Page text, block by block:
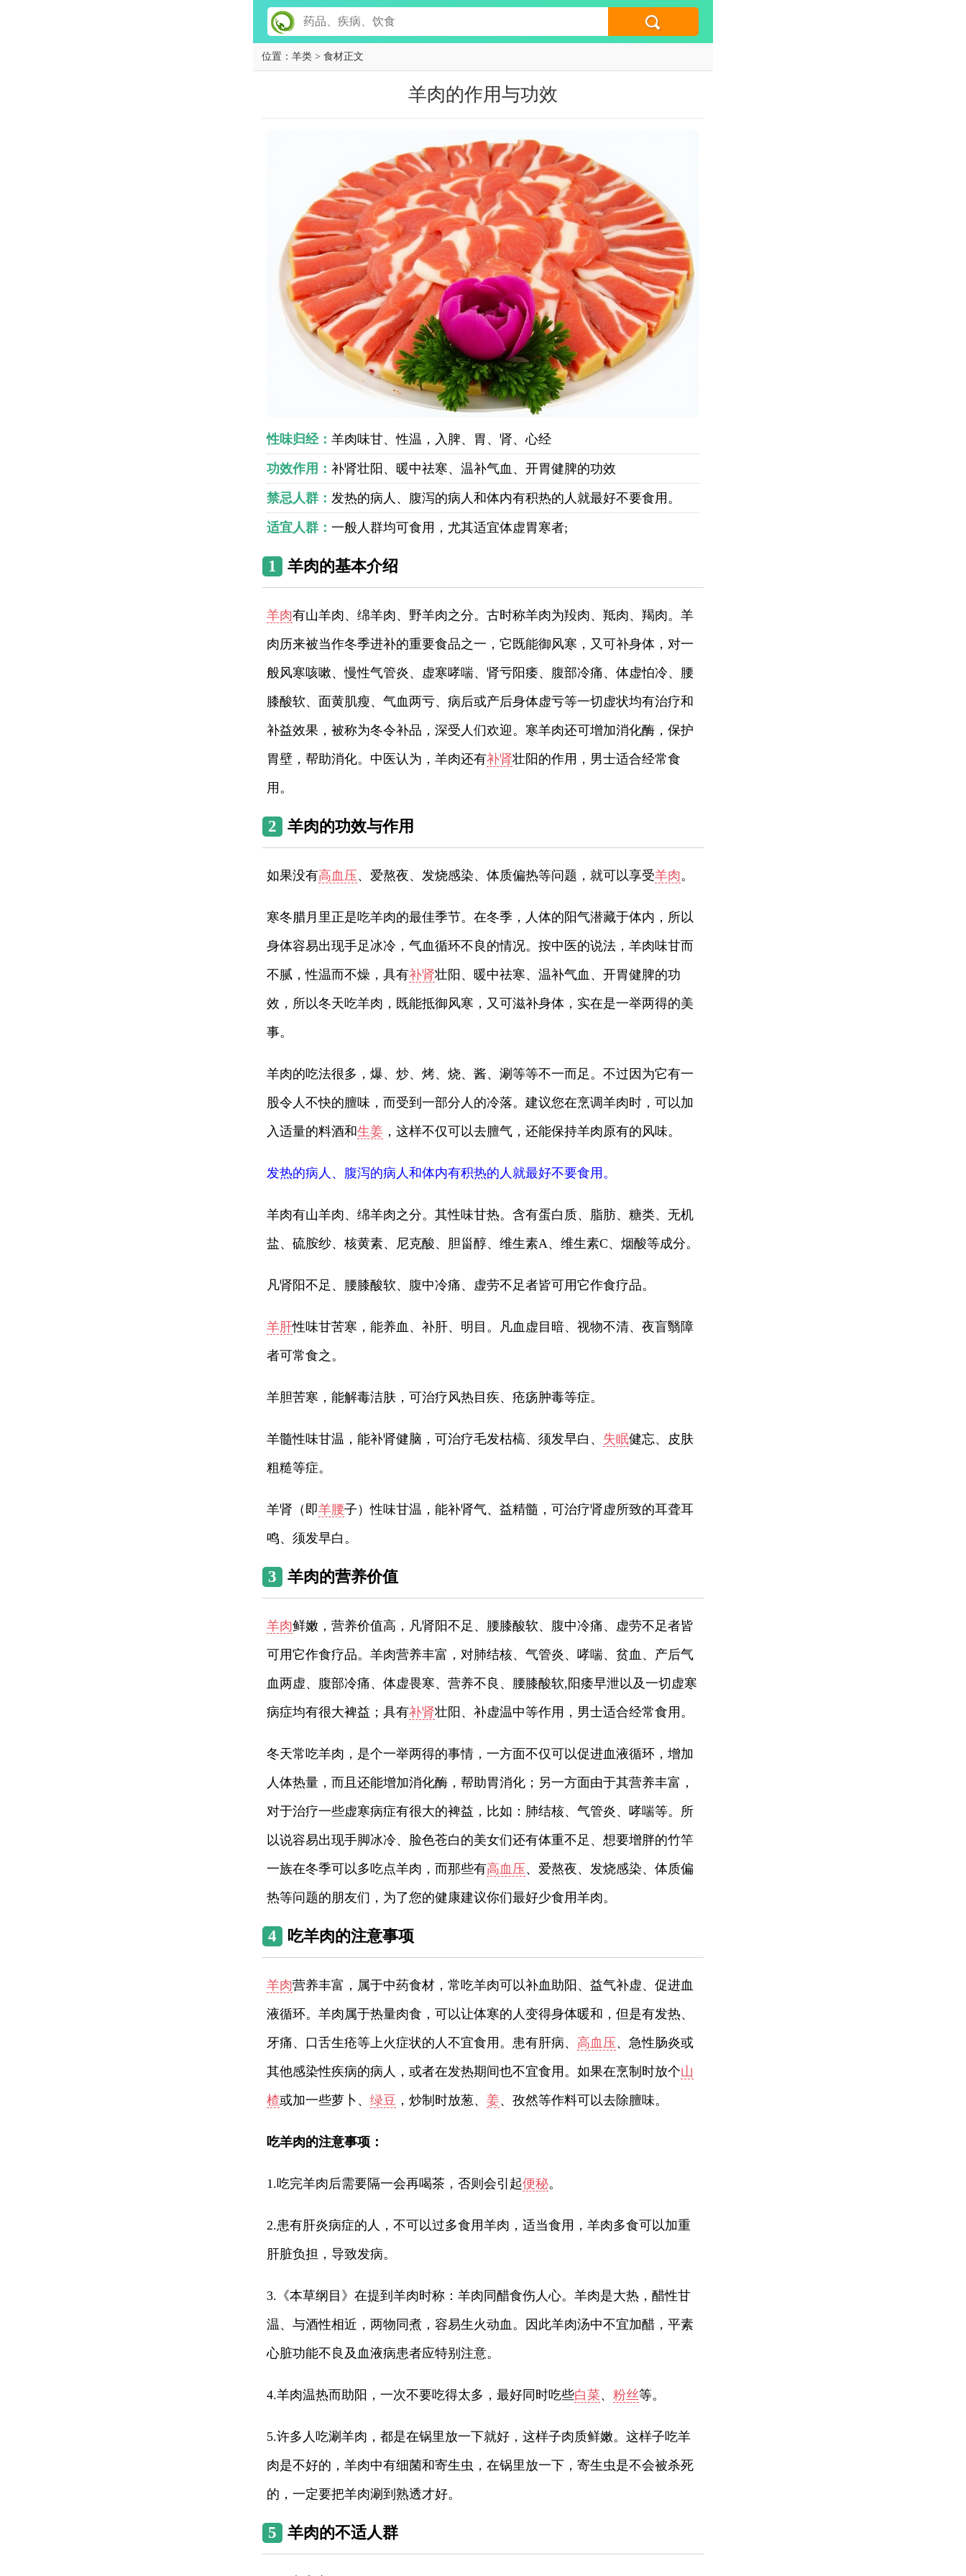
位置： 羊类 > 食材正文
羊肉的作用与功效
性味归经：羊肉味甘、性温，入脾、胃、肾、心经
功效作用：补肾壮阳、暖中祛寒、温补气血、开胃健脾的功效
禁忌人群：发热的病人、腹泻的病人和体内有积热的人就最好不要食用。
适宜人群：一般人群均可食用，尤其适宜体虚胃寒者;
1 羊肉的基本介绍
羊肉有山羊肉、绵羊肉、野羊肉之分。古时称羊肉为羖肉、羝肉、羯肉。羊
肉历来被当作冬季进补的重要食品之一，它既能御风寒，又可补身体，对一
般风寒咳嗽、慢性气管炎、虚寒哮喘、肾亏阳痿、腹部冷痛、体虚怕冷、腰
膝酸软、面黄肌瘦、气血两亏、病后或产后身体虚亏等一切虚状均有治疗和
补益效果，被称为冬令补品，深受人们欢迎。寒羊肉还可增加消化酶，保护
胃壁，帮助消化。中医认为，羊肉还有补肾壮阳的作用，男士适合经常食
用。
2 羊肉的功效与作用
如果没有高血压、爱熬夜、发烧感染、体质偏热等问题，就可以享受羊肉。
寒冬腊月里正是吃羊肉的最佳季节。在冬季，人体的阳气潜藏于体内，所以
身体容易出现手足冰冷，气血循环不良的情况。按中医的说法，羊肉味甘而
不腻，性温而不燥，具有补肾壮阳、暖中祛寒、温补气血、开胃健脾的功
效，所以冬天吃羊肉，既能抵御风寒，又可滋补身体，实在是一举两得的美
事。
羊肉的吃法很多，爆、炒、烤、烧、酱、涮等等不一而足。不过因为它有一
股令人不快的膻味，而受到一部分人的冷落。建议您在烹调羊肉时，可以加
入适量的料酒和生姜 ，这样不仅可以去膻气，还能保持羊肉原有的风味。
发热的病人、腹泻的病人和体内有积热的人就最好不要食用。
羊肉有山羊肉、绵羊肉之分。其性味甘热。含有蛋白质、脂肪、糖类、无机
盐、硫胺纱、核黄素、尼克酸、胆甾醇、维生素A、维生素C、烟酸等成分。
凡肾阳不足、腰膝酸软、腹中冷痛、虚劳不足者皆可用它作食疗品。
羊肝性味甘苦寒，能养血、补肝、明目。凡血虚目暗、视物不清、夜盲翳障
者可常食之。
羊胆苦寒，能解毒洁肤，可治疗风热目疾、疮疡肿毒等症。
羊髓性味甘温，能补肾健脑，可治疗毛发枯槁、须发早白、 失眠健忘、皮肤
粗糙等症。
羊肾（即羊腰子）性味甘温，能补肾气、益精髓，可治疗肾虚所致的耳聋耳
鸣、须发早白。
3 羊肉的营养价值
羊肉鲜嫩，营养价值高，凡肾阳不足、腰膝酸软、腹中冷痛、虚劳不足者皆
可用它作食疗品。羊肉营养丰富，对肺结核、气管炎、哮喘、贫血、产后气
血两虚、腹部冷痛、体虚畏寒、营养不良、腰膝酸软,阳痿早泄以及一切虚寒
病症均有很大裨益；具有补肾壮阳、补虚温中等作用，男士适合经常食用。
冬天常吃羊肉，是个一举两得的事情，一方面不仅可以促进血液循环，增加
人体热量，而且还能增加消化酶，帮助胃消化；另一方面由于其营养丰富，
对于治疗一些虚寒病症有很大的裨益，比如：肺结核、气管炎、哮喘等。所
以说容易出现手脚冰冷、脸色苍白的美女们还有体重不足、想要增胖的竹竿
一族在冬季可以多吃点羊肉，而那些有高血压、爱熬夜、发烧感染、体质偏
热等问题的朋友们，为了您的健康建议你们最好少食用羊肉。
4 吃羊肉的注意事项
羊肉营养丰富，属于中药食材，常吃羊肉可以补血助阳、益气补虚、促进血
液循环。羊肉属于热量肉食，可以让体寒的人变得身体暖和，但是有发热、
牙痛、口舌生疮等上火症状的人不宜食用。患有肝病、 高血压、急性肠炎或
其他感染性疾病的病人，或者在发热期间也不宜食用。如果在烹制时放个山
楂或加一些萝卜、绿豆 ，炒制时放葱、姜、孜然等作料可以去除膻味。
吃羊肉的注意事项：
1.吃完羊肉后需要隔一会再喝茶，否则会引起便秘。
2.患有肝炎病症的人，不可以过多食用羊肉，适当食用，羊肉多食可以加重
肝脏负担，导致发病。
3.《本草纲目》在提到羊肉时称：羊肉同醋食伤人心。羊肉是大热，醋性甘
温、与酒性相近，两物同煮，容易生火动血。因此羊肉汤中不宜加醋，平素
心脏功能不良及血液病患者应特别注意。
4.羊肉温热而助阳，一次不要吃得太多，最好同时吃些白菜、粉丝等。
5.许多人吃涮羊肉，都是在锅里放一下就好，这样子肉质鲜嫩。这样子吃羊
肉是不好的，羊肉中有细菌和寄生虫，在锅里放一下，寄生虫是不会被杀死
的，一定要把羊肉涮到熟透才好。
5 羊肉的不适人群